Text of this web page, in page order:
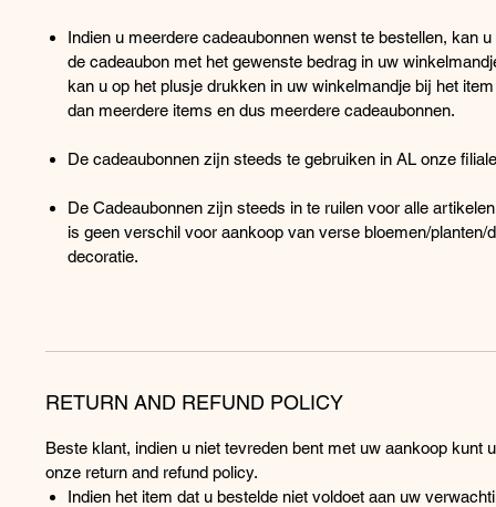
Indien u meerdere cadeaubonnen wenst te bestellen, kan
de cadeaubon met het gewenste bedrag in uw
kan u op het plusje drukken in uw winkelmandje bij het
dan meerdere items en dus meerdere cadeaubonnen.
De cadeaubonnen zijn steeds te gebruiken in AL onze
De Cadeaubonnen zijn steeds in te ruilen voor alle
is geen verschil voor aankoop van verse bloemen/planten/
decoratie.
RETURN AND REFUND POLICY
Beste klant, indien u niet tevreden bent met uw aankoop kunt
onze return and refund policy.
Indien het item dat u bestelde niet voldoet aan uw